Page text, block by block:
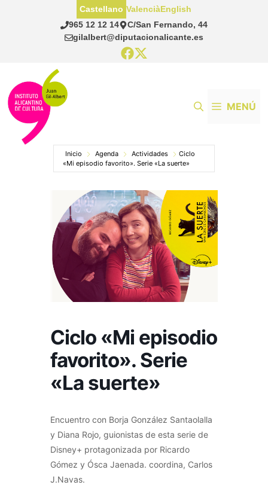
965 12 12 14
C/San Fernando, 44
gilalbert@diputacionalicante.es
Castellano ValenciàEnglish
MENÚ
Inicio Agenda Actividades
Ciclo
«Mi episodio favorito». Serie «La suerte»
Ciclo «Mi episodio
favorito». Serie
«La suerte»
Encuentro con Borja González Santaolalla
y Diana Rojo, guionistas de esta serie de
Disney+ protagonizada por Ricardo
Gómez y Ósca Jaenada. coordina, Carlos
J.Navas.